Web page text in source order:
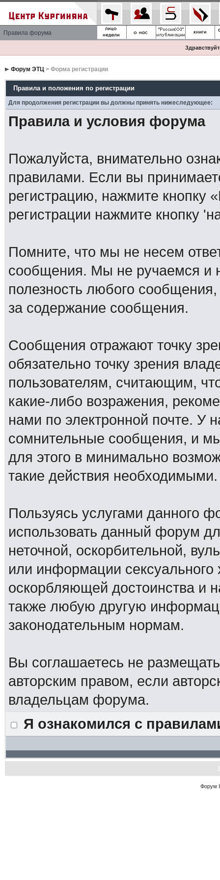
Правила форума
Форум ЭТЦ> Форма регистрации
Правила и положения по регистрации
Для продолжения регистрации вы должны принять нижеследующее:
Правила и условия форума
Пожалуйста, внимательно
правилами. Если вы
регистрацию, нажмите кнопку
регистрации нажмите кнопку
Помните, что мы не несем
сообщения. Мы не ручаемся и
полезность любого
за содержание сообщения.
Сообщения отражают точку
обязательно точку зрения
пользователям, считающим,
какие-либо возражения,
нами по электронной почте. У
сомнительные сообщения, и
для этого в минимально
такие действия необходимыми.
Пользуясь услугами данного
использовать данный форум
неточной, оскорбительной,
или информации
оскорбляющей достоинства и
также любую другую
законодательным нормам.
Вы соглашаетесь не
авторским правом, если
владельцам форума.
Я ознакомился с
Форум